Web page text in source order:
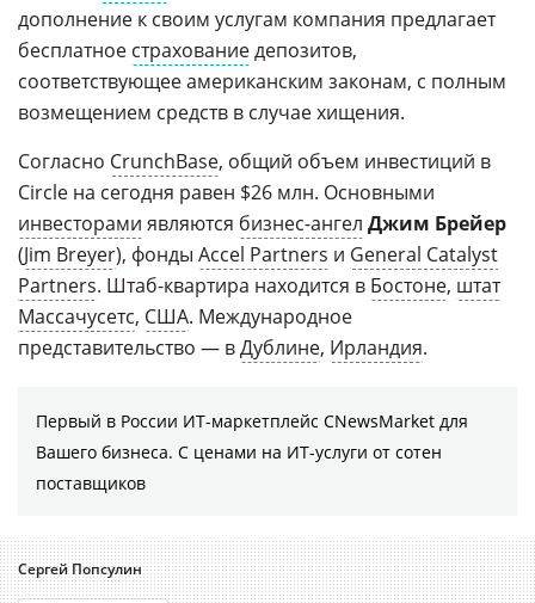
дополнение к своим услугам компания предлагает
бесплатное страхованиедепозитов,
соответствующее американским законам, с полным
возмещением средств в случае хищения.
Согласно CrunchBase, общий объем инвестиций в
Circle на сегодня равен $26 млн. Основными
инвесторами являются бизнес-ангел Джим Брейер
(Jim Breyer), фонды Accel Partners и General Catalyst
Partners. Штаб-квартира находится в Бостоне, штат
Массачусетс, США. Международное
представительство — вДублине, Ирландия.
Первый в России ИТ-маркетплейс CNewsMarket для
Вашего бизнеса. С ценами на ИТ-услуги от сотен
поставщиков
Сергей Попсулин